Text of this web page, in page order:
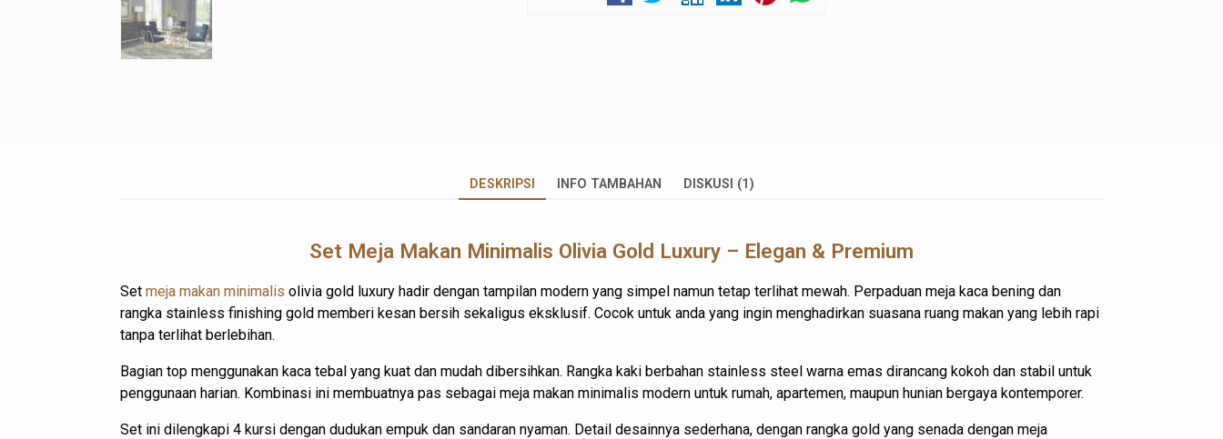
DESKRIPSI INFO TAMBAHAN DISKUSI (1)
Set Meja Makan Minimalis Olivia Gold Luxury – Elegan & Premium
Set meja makan minimalis olivia gold luxury hadir dengan tampilan modern yang simpel namun tetap terlihat mewah. Perpaduan meja kaca bening dan
rangka stainless finishing gold memberi kesan bersih sekaligus eksklusif. Cocok untuk anda yang ingin menghadirkan suasana ruang makan yang lebih rapi
tanpa terlihat berlebihan.
Bagian top menggunakan kaca tebal yang kuat dan mudah dibersihkan. Rangka kaki berbahan stainless steel warna emas dirancang kokoh dan stabil untuk
penggunaan harian. Kombinasi ini membuatnya pas sebagai meja makan minimalis modern untuk rumah, apartemen, maupun hunian bergaya kontemporer.
Set ini dilengkapi 4 kursi dengan dudukan empuk dan sandaran nyaman. Detail desainnya sederhana, dengan rangka gold yang senada dengan meja